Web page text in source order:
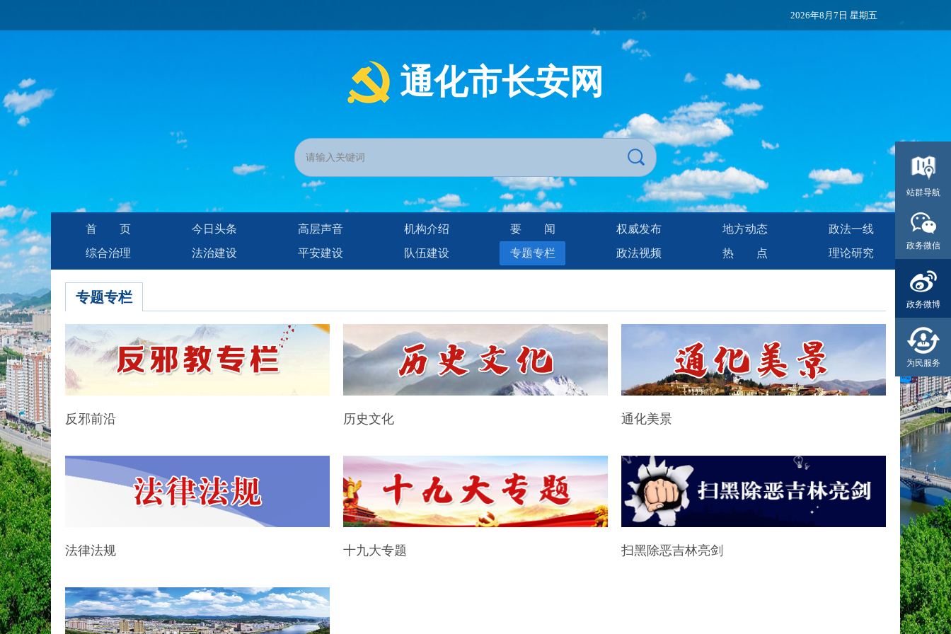
2026年8月7日 星期五
通化市长安网
首页 今日头条 高层声音 机构介绍 要闻 权威发布 地方动态
政法一线
综合治理
法治建设 平安建设 队伍建设 专题专栏 政法视频 热点 理论研究
专题专栏
反邪前沿 历史文化 通化美景
法律法规 十九大专题 扫黑除恶吉林亮剑
站群导航
政务微信
政务微博
为民服务